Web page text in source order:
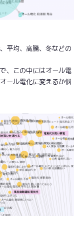
平均、高騰、冬などの
、この中にはオール電
ール電化に変えるか悩